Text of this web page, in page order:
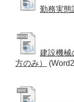
勤務実態
建設機械
方のみ）